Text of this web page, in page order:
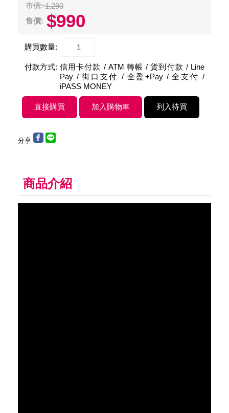
市價: 1,290
售價: $990
購買數量:
付款方式: 信用卡付款 / ATM 轉帳 / 貨到付款 / Line
Pay / 街口支付 / 全盈+Pay / 全支付 /
iPASS MONEY
分享
商品介紹